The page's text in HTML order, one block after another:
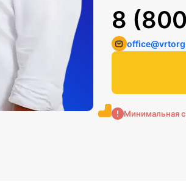
8
Минимальная